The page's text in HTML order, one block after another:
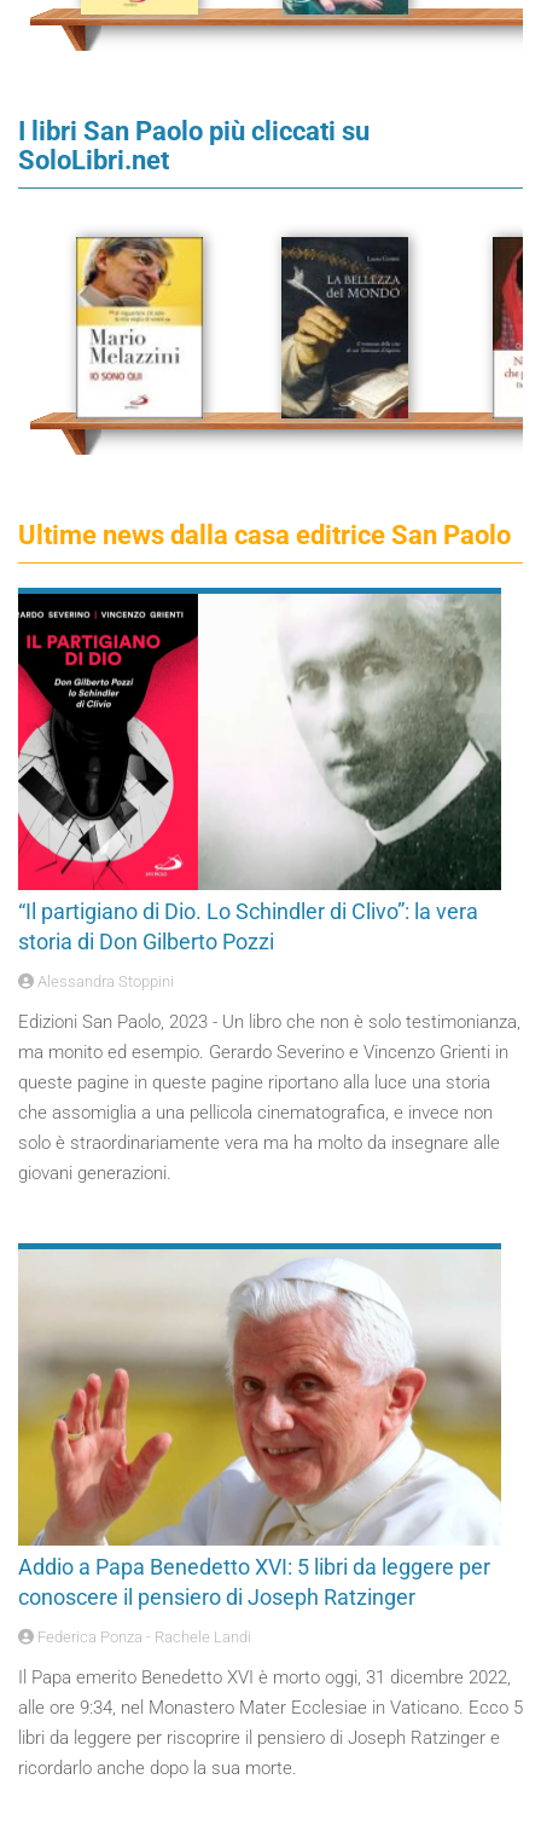
I libri San Paolo più cliccati su
SoloLibri.net
Ultime news dalla casa editrice San Paolo
“Il partigiano di Dio. Lo Schindler di Clivo”: la vera
storia di Don Gilberto Pozzi
Alessandra Stoppini
Edizioni San Paolo, 2023 - Un libro che non è solo testimonianza,
ma monito ed esempio. Gerardo Severino e Vincenzo Grienti in
queste pagine in queste pagine riportano alla luce una storia
che assomiglia a una pellicola cinematografica, e invece non
solo è straordinariamente vera ma ha molto da insegnare alle
giovani generazioni.
Addio a Papa Benedetto XVI: 5 libri da leggere per
conoscere il pensiero di Joseph Ratzinger
Federica Ponza - Rachele Landi
Il Papa emerito Benedetto XVI è morto oggi, 31 dicembre 2022,
alle ore 9:34, nel Monastero Mater Ecclesiae in Vaticano. Ecco 5
libri da leggere per riscoprire il pensiero di Joseph Ratzinger e
ricordarlo anche dopo la sua morte.